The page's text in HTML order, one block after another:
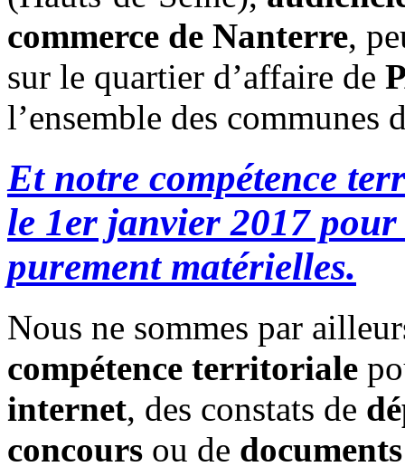
commerce de Nanterre,
sur le quartier d’affaire de
l’ensemble des communes
Et notre compétence
le 1er janvier 2017
purement matérielles.
Nous ne sommes par
compétence territoriale
internet, des constats de
concours ou de